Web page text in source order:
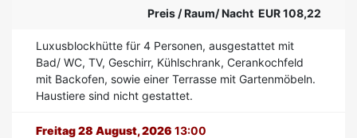
Preis / Raum/ Nacht EUR 108,22
Luxusblockhütte für 4 Personen, ausgestattet mit
Bad/ WC, TV, Geschirr, Kühlschrank, Cerankochfeld
mit Backofen, sowie einer Terrasse mit Gartenmöbeln.
Haustiere sind nicht gestattet.
Freitag 28 August, 2026 13:00